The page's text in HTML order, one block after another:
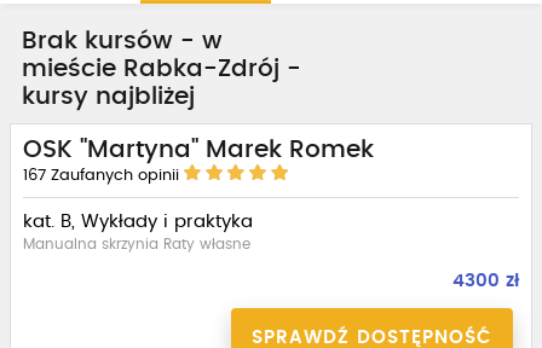
Brak kursów - w
mieście Rabka-Zdrój -
kursy najbliżej
OSK "Martyna" Marek Romek
167 Zaufanych opinii
kat. B, Wykłady i praktyka
Manualna skrzynia Raty własne
4300 zł
SPRAWDŹ DOSTĘPNOŚĆ